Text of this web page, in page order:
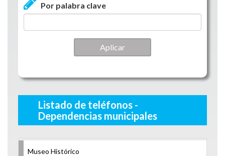
Por palabra clave
Listado de teléfonos -
Dependencias municipales
Museo Histórico